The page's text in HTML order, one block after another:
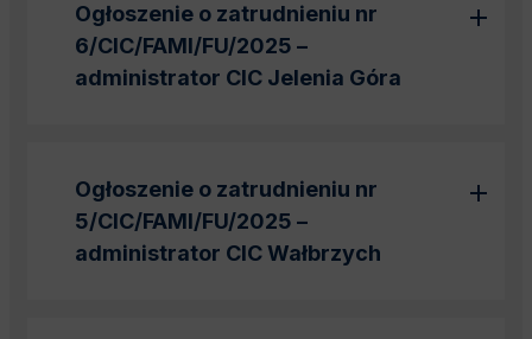
Ogłoszenie o zatrudnieniu nr
6/CIC/FAMI/FU/2025 –
administrator CIC Jelenia Góra
Ogłoszenie o zatrudnieniu nr
5/CIC/FAMI/FU/2025 –
administrator CIC Wałbrzych